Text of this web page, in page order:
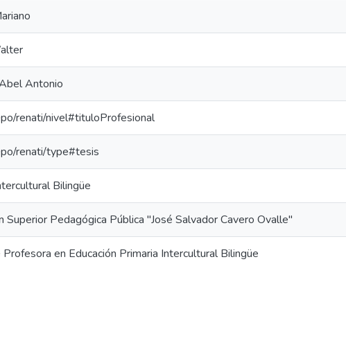
Antonio
renati/nivel#tituloProfesional
renati/type#tesis
Bilingüe
Superior Pedagógica Pública "José Salvador Cavero Ovalle"
en Educación Primaria Intercultural Bilingüe